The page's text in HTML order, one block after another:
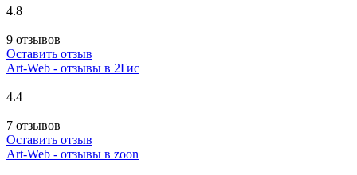
4.8
9 отзывов
Оставить отзыв
Art-Web - отзывы в 2Гис
4.4
7 отзывов
Оставить отзыв
Art-Web - отзывы в zoon